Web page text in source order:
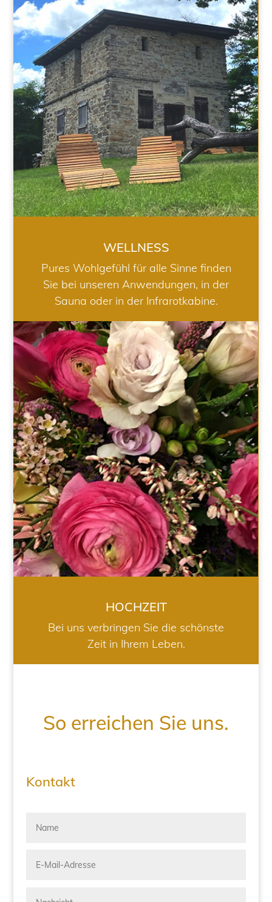
WELLNESS
WELLNESS
Pures Wohlgefühl für alle Sinne finden
Sie bei unseren Anwendungen, in der
Sauna oder in der Infrarotkabine.
HOCHZEIT
HOCHZEIT
Bei uns verbringen Sie die schönste
Zeit in Ihrem Leben.
So erreichen Sie uns.
Kontakt